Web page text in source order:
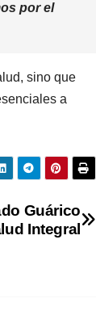
por el
sino que
a
Guárico
Integral